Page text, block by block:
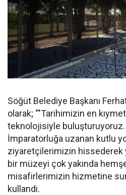
Söğüt Belediye Başkanı
olarak; ""Tarihimizin en
teknolojisiyle
İmparatorluğa uzanan kutlu
ziyaretçilerimizin hissederek
bir müzeyi çok yakında
misafirlerimizin hizmetine
kullandı.